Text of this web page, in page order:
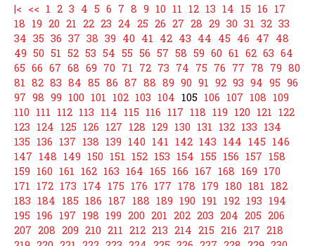
|< << 1 2 3 4 5 6 7 8 9 10 11 12 13 14 15 16 17
18 19 20 21 22 23 24 25 26 27 28 29 30 31 32 33
34 35 36 37 38 39 40 41 42 43 44 45 46 47 48
49 50 51 52 53 54 55 56 57 58 59 60 61 62 63 64
65 66 67 68 69 70 71 72 73 74 75 76 77 78 79 80
81 82 83 84 85 86 87 88 89 90 91 92 93 94 95 96
97 98 99 100 101 102 103 104 105 106 107 108 109
110 111 112 113 114 115 116 117 118 119 120 121 122
123 124 125 126 127 128 129 130 131 132 133 134
135 136 137 138 139 140 141 142 143 144 145 146
147 148 149 150 151 152 153 154 155 156 157 158
159 160 161 162 163 164 165 166 167 168 169 170
171 172 173 174 175 176 177 178 179 180 181 182
183 184 185 186 187 188 189 190 191 192 193 194
195 196 197 198 199 200 201 202 203 204 205 206
207 208 209 210 211 212 213 214 215 216 217 218